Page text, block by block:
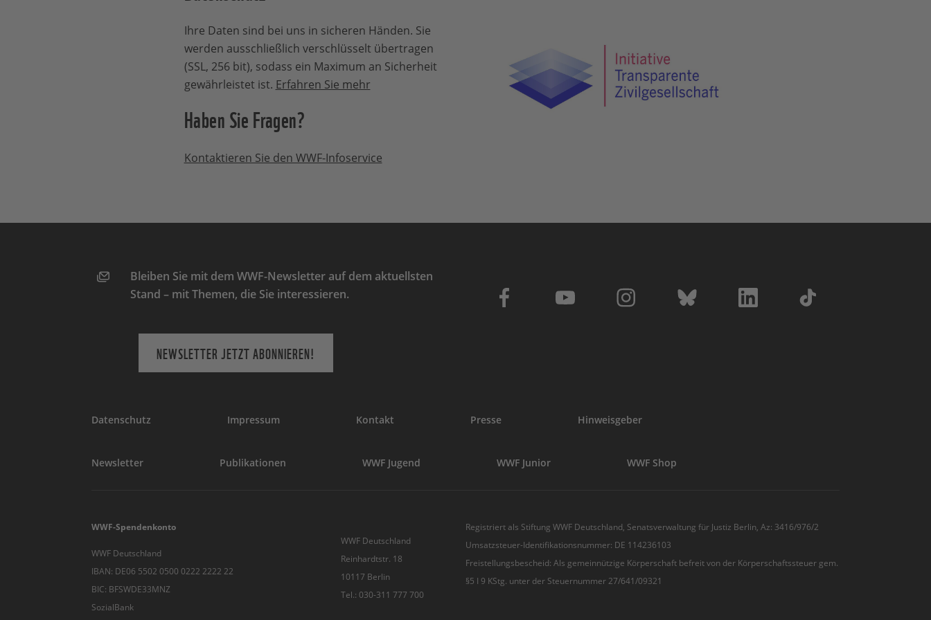
Ihre Daten sind bei uns in sicheren Händen. Sie
werden ausschließlich verschlüsselt übertragen
(SSL, 256 bit), sodass ein Maximum an Sicherheit
gewährleistet ist. Erfahren Sie mehr
Haben Sie Fragen?
Kontaktieren Sie den WWF-Infoservice
Bleiben Sie mit dem WWF-Newsletter auf dem aktuellsten
Stand – mit Themen, die Sie interessieren.
NEWSLETTER JETZT ABONNIEREN!
Datenschutz Impressum Kontakt Presse Hinweisgeber
Newsletter Publikationen WWF Jugend WWF Junior WWF Shop
WWF-Spendenkonto
WWF Deutschland
IBAN: DE06 5502 0500 0222 2222 22
BIC: BFSWDE33MNZ
SozialBank
WWF Deutschland
Reinhardtstr. 18
10117 Berlin
Tel.: 030-311 777 700
Registriert als Stiftung WWF Deutschland, Senatsverwaltung für Justiz Berlin, Az: 3416/976/2
Umsatzsteuer-Identifikationsnummer: DE 114236103
Freistellungsbescheid: Als gemeinnützige Körperschaft befreit von der Körperschaftssteuer gem.
§5 I 9 KStg. unter der Steuernummer 27/641/09321